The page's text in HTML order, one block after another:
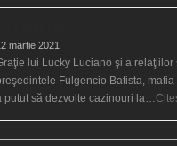
martie 2021
lui Lucky Luciano şi a relaţiilor
Fulgencio Batista,
putut să dezvolte cazinouri la…